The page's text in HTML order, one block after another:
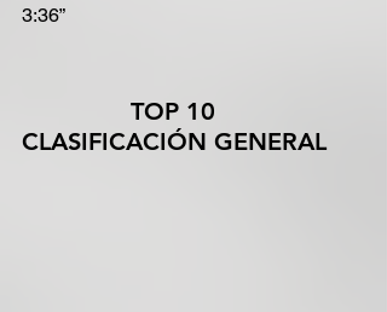
3:36”
CLASIFICACIÓN GENERAL